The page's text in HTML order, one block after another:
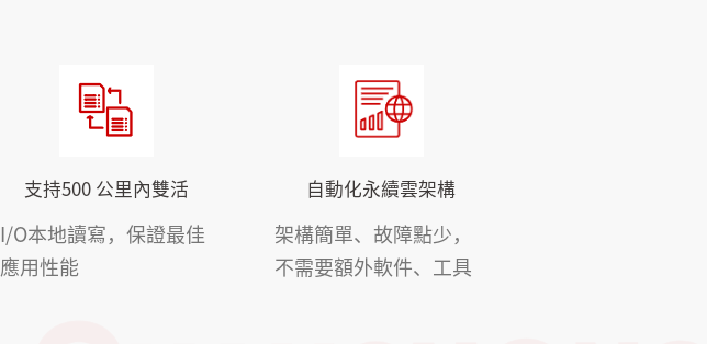
支持500 公里內雙活
I/O本地讀寫，保證最佳
應用性能
自動化永續雲架構
架構簡單、故障點少，
不需要額外軟件、工具